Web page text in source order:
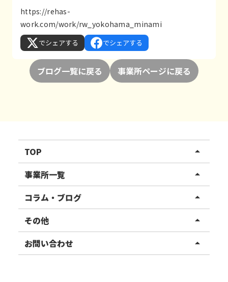
https://rehas-
work.com/work/rw_yokohama_minami
でシェアする でシェアする
ブログ一覧に戻る 事業所ページに戻る
TOP arrow_drop_up
リハスワーク
リハスファーム
事業所一覧 arrow_drop_up
関東エリア
東北エリア
甲信越エリア
コラム・ブログ arrow_drop_up
事業所ブログ
ご利用者様の声
その他 arrow_drop_up
お知らせ
お問い合わせ arrow_drop_up